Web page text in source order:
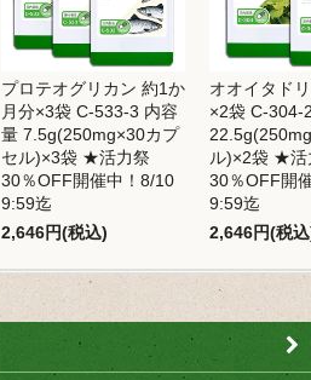
プロテオグリカン 約1か
月分×3袋 C-533-3 内容
量 7.5g(250mg×30カプ
セル)×3袋 ★活力祭
30％OFF開催中！8/10
9:59迄
2,646円(税込)
オオイタド
×2袋 C-304-
ル)×2袋 ★活
30％OFF開
9:59迄
2,646円(税